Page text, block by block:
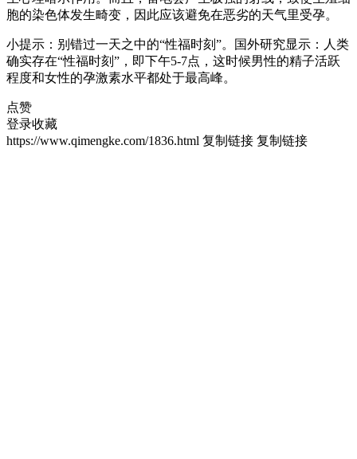
胞的染色体发生畸变，因此应该避免在恶劣的天气里受孕。
小提示：别错过一天之中的“性福时刻”。国外研究显示：人类
确实存在“性福时刻”，即下午5-7点，这时候男性的精子活跃
程度和女性的孕激素水平都处于最高峰。
点赞
登录收藏
https://www.qimengke.com/1836.html 复制链接 复制链接